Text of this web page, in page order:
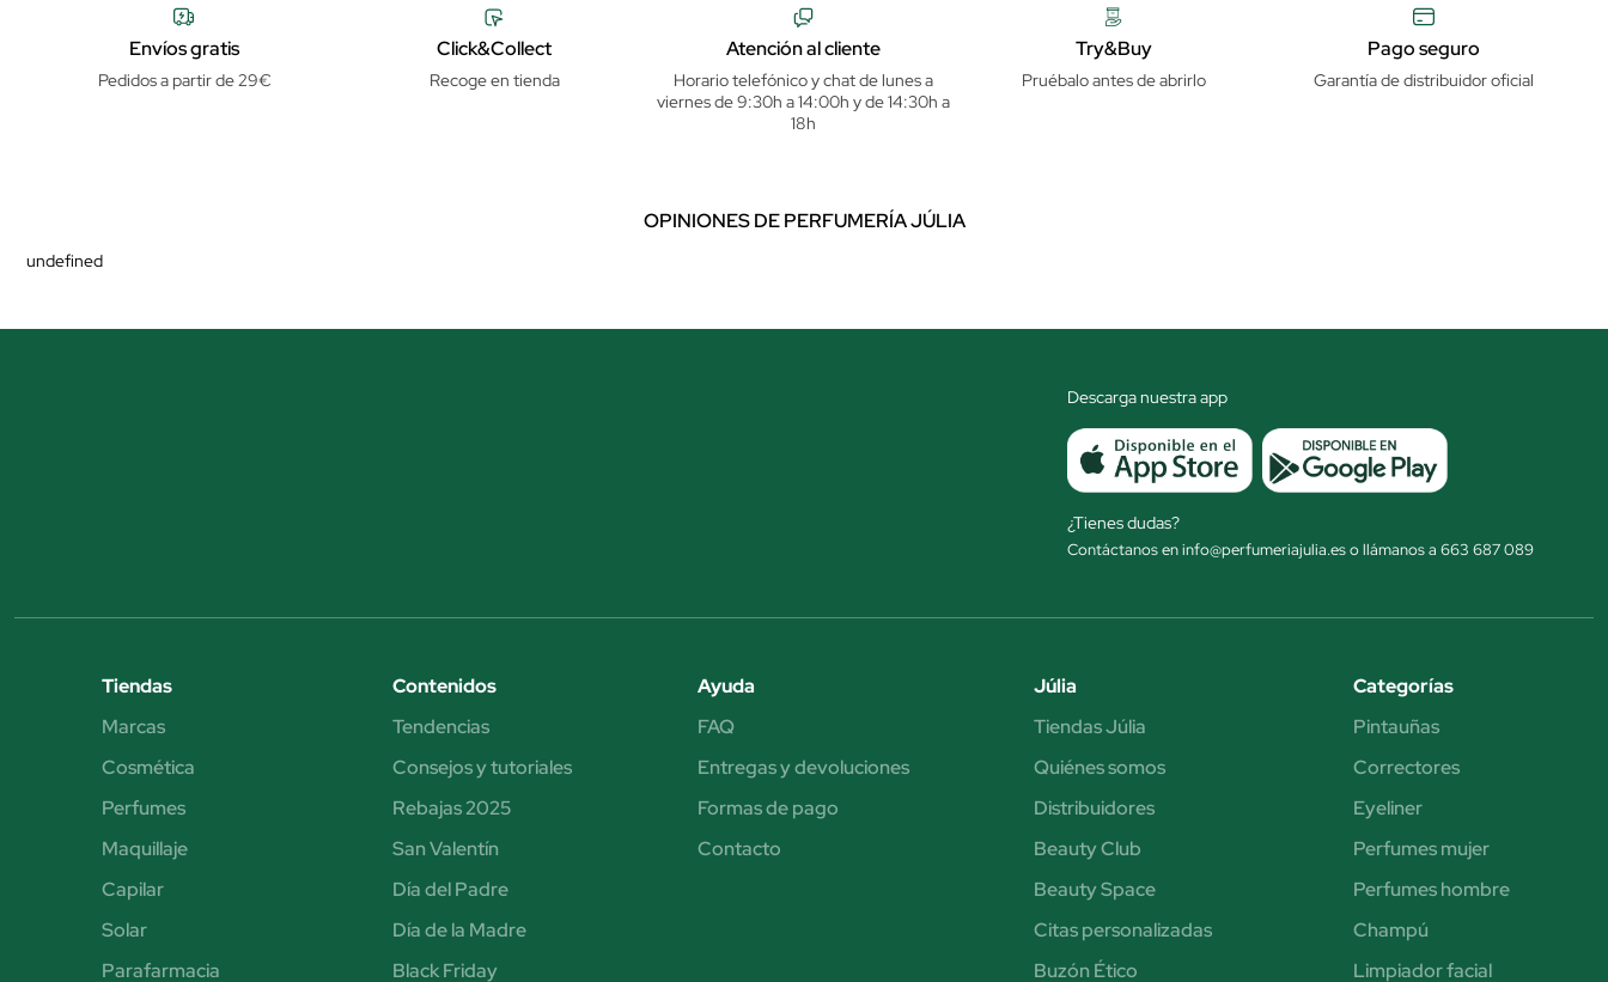
Envíos gratis
Pedidos a partir de 29€
Click&Collect
Recoge en tienda
Atención al cliente
Horario telefónico y chat de lunes a
viernes de 9:30h a 14:00h y de 14:30h a
18h
Try&Buy
Pruébalo antes de abrirlo
Pago seguro
Garantía de distribuidor oficial
OPINIONES DE PERFUMERÍA JÚLIA
undefined
Descarga nuestra app
¿Tienes dudas?
Contáctanos en info@perfumeriajulia.es o llámanos a 663 687 089
Tiendas
Marcas
Cosmética
Perfumes
Maquillaje
Capilar
Solar
Parafarmacia
Contenidos
Tendencias
Consejos y tutoriales
Rebajas 2025
San Valentín
Día del Padre
Día de la Madre
Black Friday
Ayuda
FAQ
Entregas y devoluciones
Formas de pago
Contacto
Júlia
Tiendas Júlia
Quiénes somos
Distribuidores
Beauty Club
Beauty Space
Citas personalizadas
Buzón Ético
Categorías
Pintauñas
Correctores
Eyeliner
Perfumes mujer
Perfumes hombre
Champú
Limpiador facial